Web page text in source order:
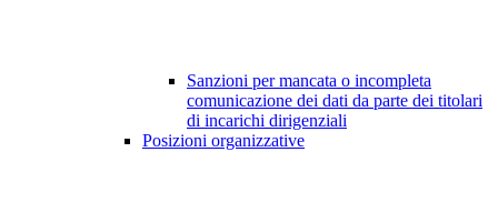
Sanzioni per mancata o incompleta
comunicazione dei dati da parte dei titolari
di incarichi dirigenziali
Posizioni organizzative